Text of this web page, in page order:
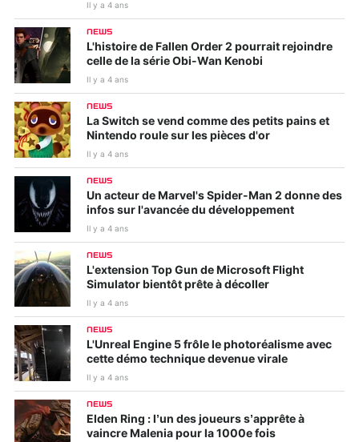
Il y a 4 ans
NEWS
L'histoire de Fallen Order 2 pourrait rejoindre
celle de la série Obi-Wan Kenobi
Il y a 4 ans
NEWS
La Switch se vend comme des petits pains et
Nintendo roule sur les pièces d'or
Il y a 4 ans
NEWS
Un acteur de Marvel's Spider-Man 2 donne des
infos sur l'avancée du développement
Il y a 4 ans
NEWS
L'extension Top Gun de Microsoft Flight
Simulator bientôt prête à décoller
Il y a 4 ans
NEWS
L'Unreal Engine 5 frôle le photoréalisme avec
cette démo technique devenue virale
Il y a 4 ans
NEWS
Elden Ring : l’un des joueurs s’apprête à
vaincre Malenia pour la 1000e fois